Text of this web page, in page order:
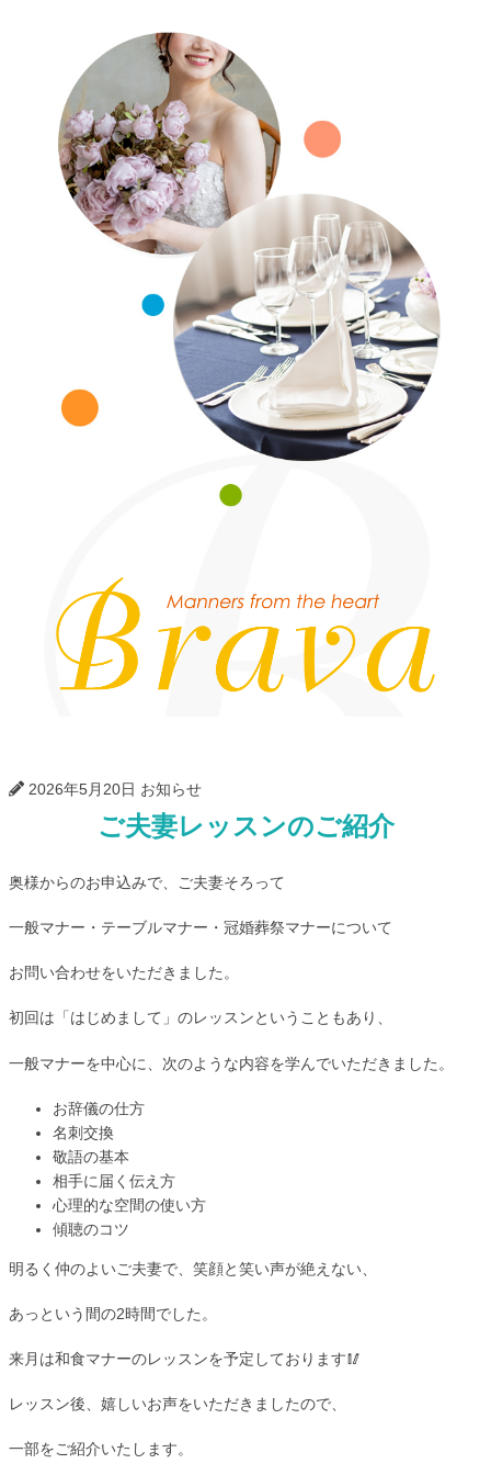
2026年5月20日 お知らせ
ご夫妻レッスンのご紹介
奥様からのお申込みで、ご夫妻そろって
一般マナー・テーブルマナー・冠婚葬祭マナーについて
お問い合わせをいただきました。
初回は「はじめまして」のレッスンということもあり、
一般マナーを中心に、次のような内容を学んでいただきました。
お辞儀の仕方
名刺交換
敬語の基本
相手に届く伝え方
心理的な空間の使い方
傾聴のコツ
明るく仲のよいご夫妻で、笑顔と笑い声が絶えない、
あっという間の2時間でした。
来月は和食マナーのレッスンを予定しております🥢
レッスン後、嬉しいお声をいただきましたので、
一部をご紹介いたします。